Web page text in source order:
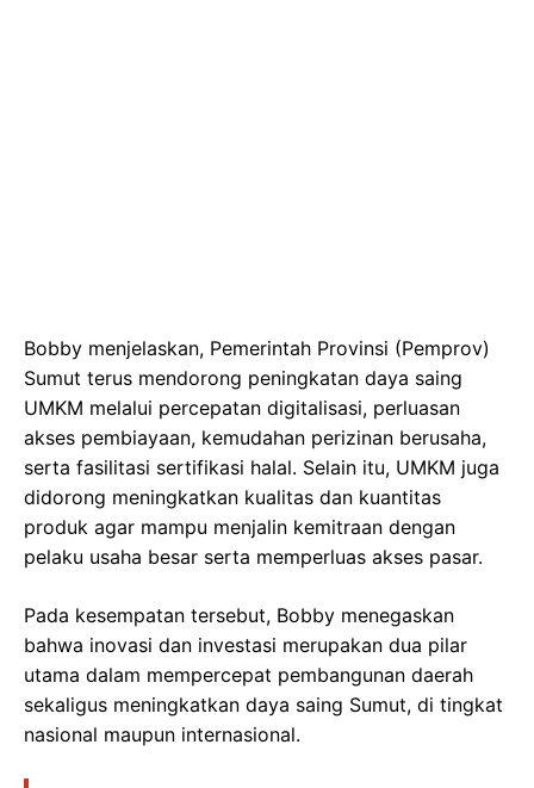
Bobby menjelaskan, Pemerintah Provinsi (Pemprov)
Sumut terus mendorong peningkatan daya saing
UMKM melalui percepatan digitalisasi, perluasan
akses pembiayaan, kemudahan perizinan berusaha,
serta fasilitasi sertifikasi halal. Selain itu, UMKM juga
didorong meningkatkan kualitas dan kuantitas
produk agar mampu menjalin kemitraan dengan
pelaku usaha besar serta memperluas akses pasar.
Pada kesempatan tersebut, Bobby menegaskan
bahwa inovasi dan investasi merupakan dua pilar
utama dalam mempercepat pembangunan daerah
sekaligus meningkatkan daya saing Sumut, di tingkat
nasional maupun internasional.